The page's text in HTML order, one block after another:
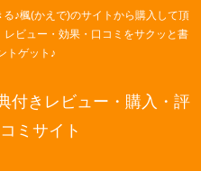
♪楓(かえで)のサイトから購入して頂
ビュー・効果・口コミをサクッと書
トゲット♪
付きレビュー・購入・評
ミサイト